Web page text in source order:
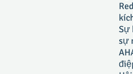
Sự
sự